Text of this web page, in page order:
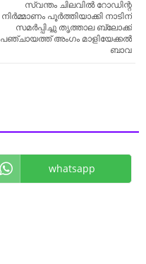
സ്വന്തം ചിലവിൽ റോഡിന്റ
നിർമ്മാണം പൂർത്തിയാക്കി നാടിന്
സമർപ്പിച്ചു തൃത്താല ബ്ലോക്ക്‌
പഞ്ചായത്ത് അംഗം മാളിയേക്കൽ
ബാവ
whatsapp